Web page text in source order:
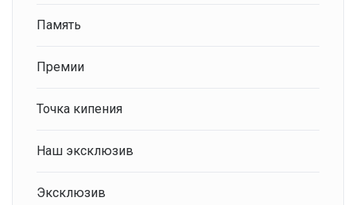
Память
Премии
Точка кипения
Наш эксклюзив
Эксклюзив